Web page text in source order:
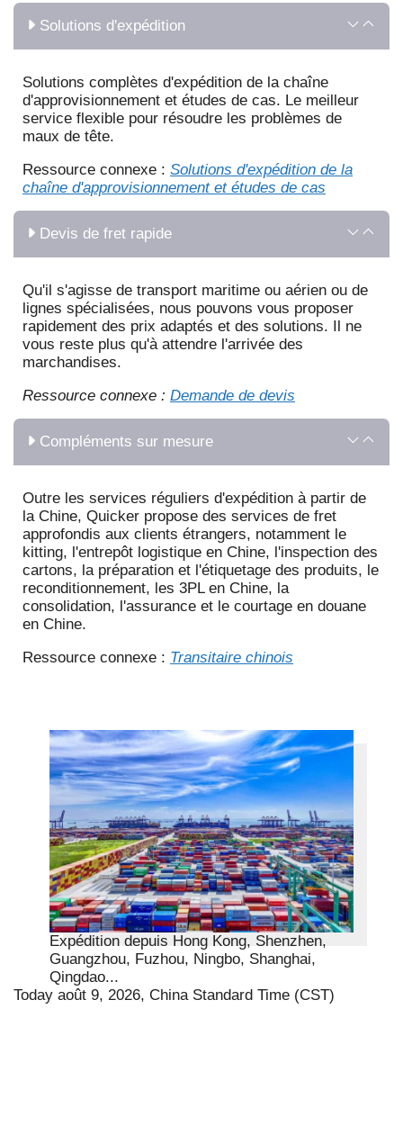
Expédition depuis Hong Kong, Shenzhen,
Guangzhou, Fuzhou, Ningbo, Shanghai,
Qingdao...
Today août 9, 2026, China Standard Time (CST)
Solutions d'expédition
Solutions complètes d'expédition de la chaîne
d'approvisionnement et études de cas. Le meilleur
service flexible pour résoudre les problèmes de
maux de tête.
Ressource connexe : Solutions d'expédition de la
chaîne d'approvisionnement et études de cas
Devis de fret rapide
Qu'il s'agisse de transport maritime ou aérien ou de
lignes spécialisées, nous pouvons vous proposer
rapidement des prix adaptés et des solutions. Il ne
vous reste plus qu'à attendre l'arrivée des
marchandises.
Ressource connexe : Demande de devis
Compléments sur mesure
Outre les services réguliers d'expédition à partir de
la Chine, Quicker propose des services de fret
approfondis aux clients étrangers, notamment le
kitting, l'entrepôt logistique en Chine, l'inspection des
cartons, la préparation et l'étiquetage des produits, le
reconditionnement, les 3PL en Chine, la
consolidation, l'assurance et le courtage en douane
en Chine.
Ressource connexe : Transitaire chinois